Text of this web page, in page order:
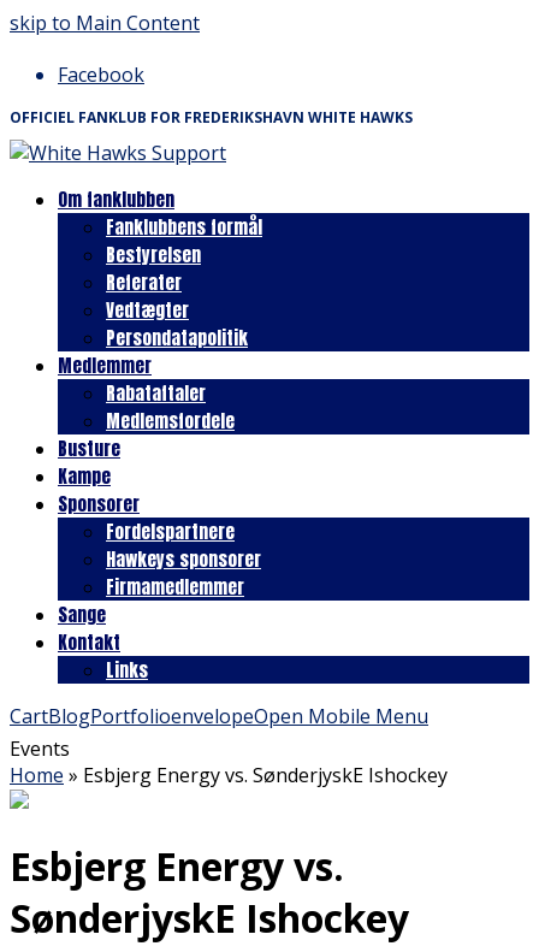
skip to Main Content
Facebook
OFFICIEL FANKLUB FOR FREDERIKSHAVN WHITE HAWKS
Om fanklubben
Fanklubbens formål
Bestyrelsen
Referater
Vedtægter
Persondatapolitik
Medlemmer
Rabataftaler
Medlemsfordele
Busture
Kampe
Sponsorer
Fordelspartnere
Hawkeys sponsorer
Firmamedlemmer
Sange
Kontakt
Links
CartBlogPortfolioenvelopeOpen Mobile Menu
Events
Home » Esbjerg Energy vs. SønderjyskE Ishockey
Esbjerg Energy vs.
SønderjyskE Ishockey